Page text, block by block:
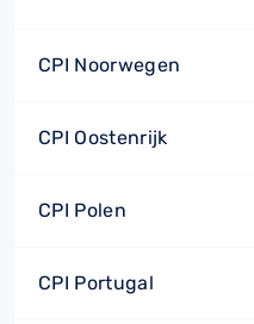
CPI Noorwegen
CPI Oostenrijk
CPI Polen
CPI Portugal